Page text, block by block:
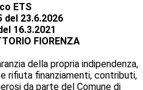
ETS
del 23.6.2026
16.3.2021
FIORENZA
della propria indipendenza,
rifiuta finanziamenti, contributi,
da parte del Comune di